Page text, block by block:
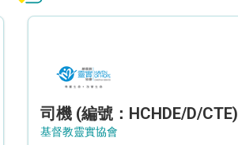
司機 (編號：HCHDE/D/CTE)
基督教靈實協會